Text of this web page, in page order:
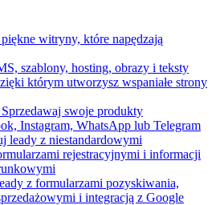
witryny, które napędzają
szablony, hosting, obrazy i teksty
którym utworzysz wspaniałe strony
Sprzedawaj swoje produkty
Instagram, WhatsApp lub Telegram
leady z niestandardowymi
rejestracyjnymi i informacji
z formularzami pozyskiwania,
i integracją z Google